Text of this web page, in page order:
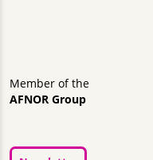
Member of the
AFNOR Group